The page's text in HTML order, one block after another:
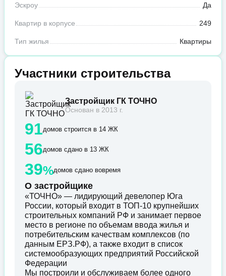
Эскроу Да
Квартир в корпусе 249
Тип жилья Квартиры
Участники строительства
Застройщик ГК ТОЧНО
Основан в 2013 г.
91домов строится в 14 ЖК
56домов сдано в 13 ЖК
39%домов сдано вовремя
О застройщике
«ТОЧНО» — лидирующий девелопер Юга
России, который входит в ТОП-10 крупнейших
строительных компаний РФ и занимает первое
место в регионе по объемам ввода жилья и
потребительским качествам комплексов (по
данным ЕРЗ.РФ), а также входит в список
системообразующих предприятий Российской
Федерации
Мы построили и обслуживаем более одного